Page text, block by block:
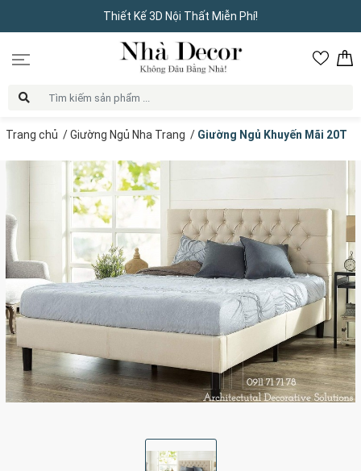
Thiết Kế 3D Nội Thất Miễn Phí!
Trang chủ /Giường Ngủ Nha Trang / Giường Ngủ Khuyến Mãi 20T